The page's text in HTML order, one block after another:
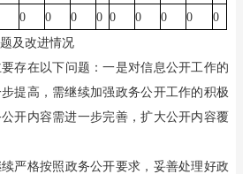
0 0 0 0 0 0 0 0
0
及改进情况
存在以下问题：一是对信息公开工作的
提高，需继续加强政务公开工作的积极
开内容需进一步完善，扩大公开内容覆
严格按照政务公开要求，妥善处理好政